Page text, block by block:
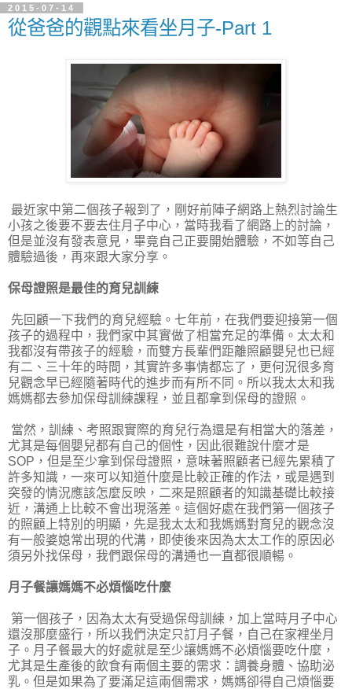
2015-07-14
從爸爸的觀點來看坐月子-Part 1
最近家中第二個孩子報到了，剛好前陣子網路上熱烈討論生
小孩之後要不要去住月子中心，當時我看了網路上的討論，
但是並沒有發表意見，畢竟自己正要開始體驗，不如等自己
體驗過後，再來跟大家分享。
保母證照是最佳的育兒訓練
先回顧一下我們的育兒經驗。七年前，在我們要迎接第一個
孩子的過程中，我們家中其實做了相當充足的準備。太太和
我都沒有帶孩子的經驗，而雙方長輩們距離照顧嬰兒也已經
有二、三十年的時間，其實許多事情都忘了，更何況很多育
兒觀念早已經隨著時代的進步而有所不同。所以我太太和我
媽媽都去參加保母訓練課程，並且都拿到保母的證照。
當然，訓練、考照跟實際的育兒行為還是有相當大的落差，
尤其是每個嬰兒都有自己的個性，因此很難說什麼才是
SOP，但是至少拿到保母證照，意味著照顧者已經先累積了
許多知識，一來可以知道什麼是比較正確的作法，或是遇到
突發的情況應該怎麼反映，二來是照顧者的知識基礎比較接
近，溝通上比較不會出現落差。這個好處在我們第一個孩子
的照顧上特別的明顯，先是我太太和我媽媽對育兒的觀念沒
有一般婆媳常出現的代溝，即使後來因為太太工作的原因必
須另外找保母，我們跟保母的溝通也一直都很順暢。
月子餐讓媽媽不必煩惱吃什麼
第一個孩子，因為太太有受過保母訓練，加上當時月子中心
還沒那麼盛行，所以我們決定只訂月子餐，自己在家裡坐月
子。月子餐最大的好處就是至少讓媽媽不必煩惱要吃什麼，
尤其是生產後的飲食有兩個主要的需求：調養身體、協助泌
乳。但是如果為了要滿足這兩個需求，媽媽卻得自己煩惱要